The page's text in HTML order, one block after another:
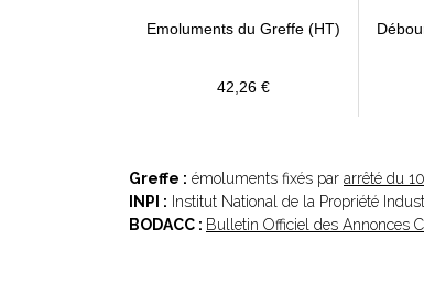
Emoluments du Greffe (HT)
42,26 €
Greffe : émoluments fixés par arrêté du
INPI : Institut National de la Propriété
BODACC : Bulletin Officiel des Annonces